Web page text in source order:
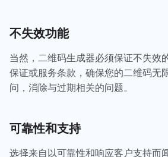
不失效功能
当然，二维码生成器必须保证不失效
保证或服务条款，确保您的二维码无
问，消除与过期相关的问题。
可靠性和支持
选择来自以可靠性和响应客户支持而